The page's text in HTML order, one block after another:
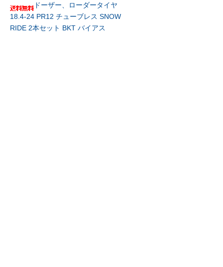
ドーザー、ローダータイヤ
18.4-24 PR12 チューブレス SNOW
RIDE 2本セット BKT バイアス